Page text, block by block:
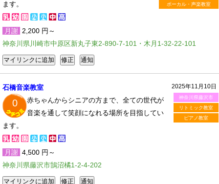
ボーカル・声楽教室
ます。
月謝 2,200 円～
神奈川県川崎市中原区新丸子東2-890-7-101・木月1-32-22-101
2025年11月10日
神奈川県藤沢市
リトミック教室
ピアノ教室
石橋音楽教室
0
赤ちゃんからシニアの方まで、全ての世代が
音楽を通して笑顔になれる場所を目指してい
ます。
月謝 4,500 円～
神奈川県藤沢市鵠沼橘1-2-4-202